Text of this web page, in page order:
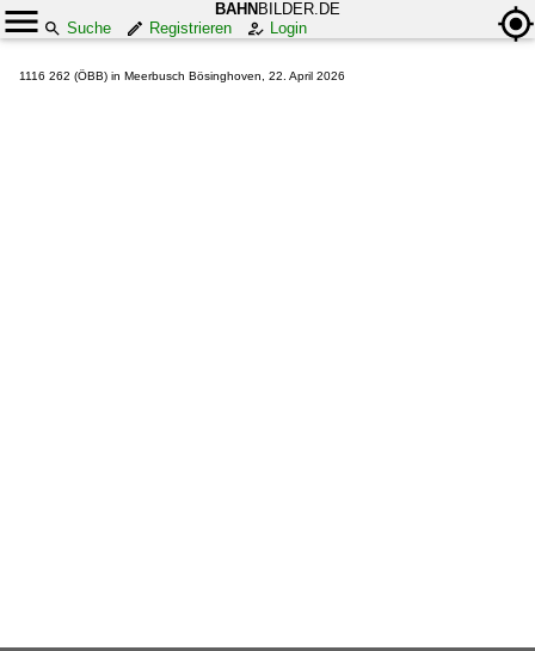
BAHN BILDER.DE
Suche
Registrieren Login
1116 262 (ÖBB) in Meerbusch Bösinghoven, 22. April 2026